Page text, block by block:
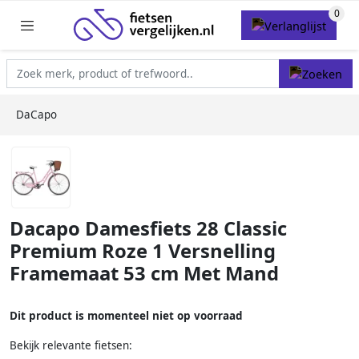
DaCapo
Dacapo Damesfiets 28 Classic
Premium Roze 1 Versnelling
Framemaat 53 cm Met Mand
Dit product is momenteel niet op voorraad
Bekijk relevante fietsen: